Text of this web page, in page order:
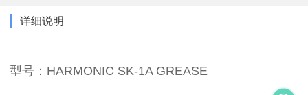
详细说明
型号：HARMONIC SK-1A GREASE